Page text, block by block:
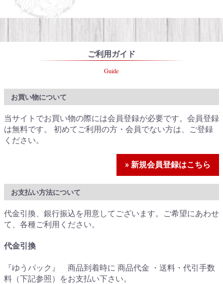
ご利用ガイド
Guide
お買い物について
当サイトでお買い物の際には会員登録が必要です。会員登録
は無料です。 初めてご利用の方・会員でない方は、ご登録
ください。
» 新規会員登録はこちら
お支払い方法について
代金引換、銀行振込を用意してございます。ご希望にあわせ
て、各種ご利用ください。
代金引換
『ゆうパック』 商品到着時に 商品代金 ・送料・代引手数
料（下記参照）をお支払い下さい。